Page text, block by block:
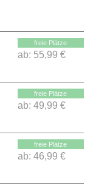
freie Plätze
ab: 55,99 €
freie Plätze
ab: 49,99 €
freie Plätze
ab: 46,99 €